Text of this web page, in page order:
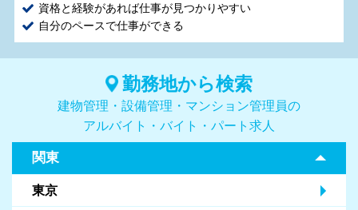
資格と経験があれば仕事が見つかりやすい
自分のペースで仕事ができる
勤務地から検索
建物管理・設備管理・マンション管理員の
アルバイト・バイト・パート求人
関東
東京